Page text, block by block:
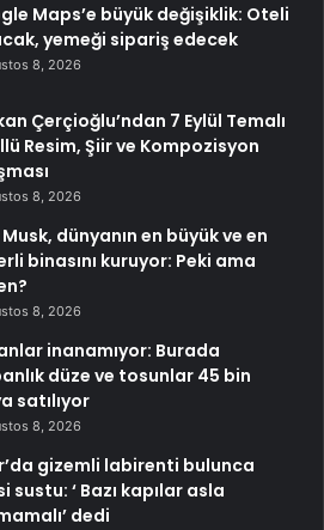
Maps’e büyük değişiklik: Oteli
yemeği sipariş edecek
8, 2026
Çerçioğlu’ndan 7 Eylül Temalı
Resim, Şiir ve Kompozisyon
8, 2026
Musk, dünyanın en büyük ve en
binasını kuruyor: Peki ama
8, 2026
inanamıyor: Burada
düze ve tosunlar 45 bin
satılıyor
8, 2026
gizemli labirenti bulunca
sustu: ‘ Bazı kapılar asla
dedi